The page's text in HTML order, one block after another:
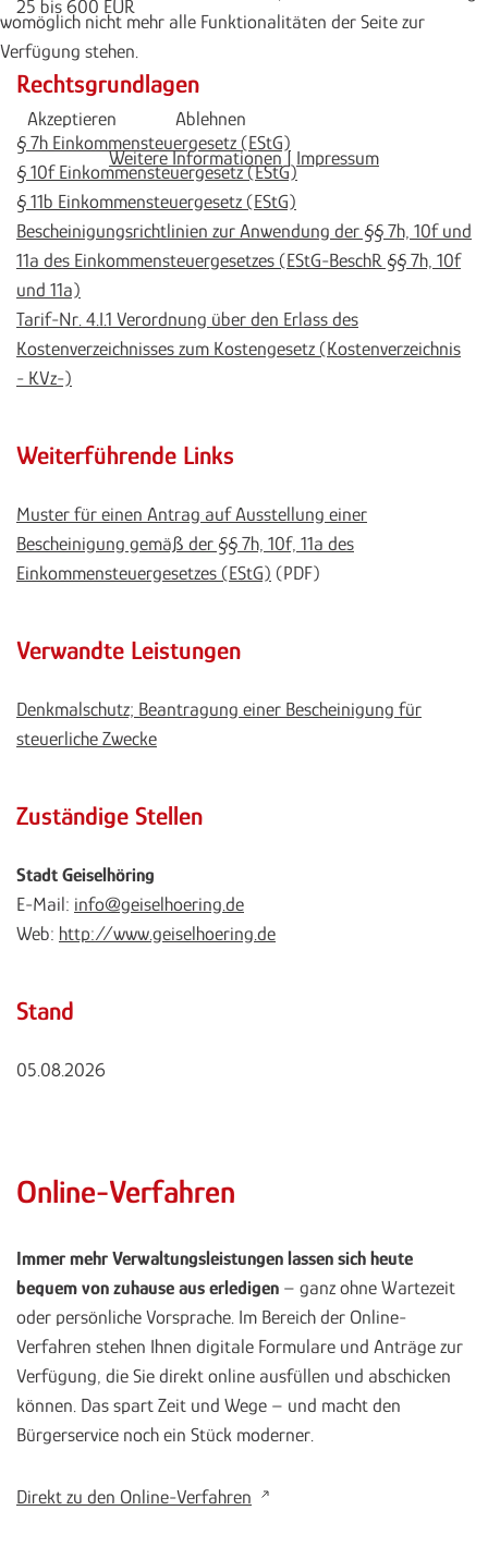
25 bis 600 EUR
Rechtsgrundlagen
§ 7h Einkommensteuergesetz (EStG)
§ 10f Einkommensteuergesetz (EStG)
§ 11b Einkommensteuergesetz (EStG)
Bescheinigungsrichtlinien zur Anwendung der §§ 7h, 10f und
11a des Einkommensteuergesetzes (EStG-BeschR §§ 7h, 10f
und 11a)
Tarif-Nr. 4.I.1 Verordnung über den Erlass des
Kostenverzeichnisses zum Kostengesetz (Kostenverzeichnis
- KVz-)
Weiterführende Links
Muster für einen Antrag auf Ausstellung einer
Bescheinigung gemäß der §§ 7h, 10f, 11a des
Einkommensteuergesetzes (EStG) (PDF)
Verwandte Leistungen
Denkmalschutz; Beantragung einer Bescheinigung für
steuerliche Zwecke
Zuständige Stellen
Stadt Geiselhöring
E-Mail: info@geiselhoering.de
Web: http://www.geiselhoering.de
Stand
05.08.2026
Online-Verfahren
Immer mehr Verwaltungsleistungen lassen sich heute
bequem von zuhause aus erledigen – ganz ohne Wartezeit
oder persönliche Vorsprache. Im Bereich der Online-
Verfahren stehen Ihnen digitale Formulare und Anträge zur
Verfügung, die Sie direkt online ausfüllen und abschicken
können. Das spart Zeit und Wege – und macht den
Bürgerservice noch ein Stück moderner.
Direkt zu den Online-Verfahren
womöglich nicht mehr alle Funktionalitäten der Seite zur
Verfügung stehen.
Akzeptieren
Ablehnen
Weitere Informationen| Impressum